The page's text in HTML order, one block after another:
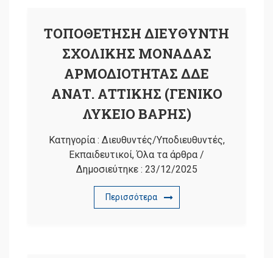
ΤΟΠΟΘΕΤΗΣΗ ΔΙΕΥΘΥΝΤΗ
ΣΧΟΛΙΚΗΣ ΜΟΝΑΔΑΣ
ΑΡΜΟΔΙΟΤΗΤΑΣ ΔΔΕ
ΑΝΑΤ. ΑΤΤΙΚΗΣ (ΓΕΝΙΚΟ
ΛΥΚΕΙΟ ΒΑΡΗΣ)
Κατηγορία : Διευθυντές/Υποδιευθυντές,
Εκπαιδευτικοί,Όλα τα άρθρα /
Δημοσιεύτηκε : 23/12/2025
Περισσότερα